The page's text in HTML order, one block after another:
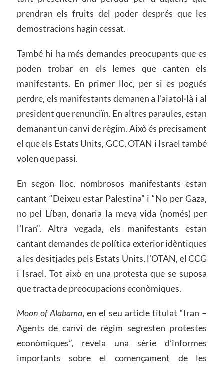
prendran els fruits del poder després que les
demostracions hagin cessat.
També hi ha més demandes preocupants que es
poden trobar en els lemes que canten els
manifestants. En primer lloc, per si es pogués
perdre, els manifestants demanen a l’aiatol·là i al
president que renunciïn. En altres paraules, estan
demanant un canvi de règim. Això és precisament
el que els Estats Units, GCC, OTAN i Israel també
volen que passi.
En segon lloc, nombrosos manifestants estan
cantant “Deixeu estar Palestina” i “No per Gaza,
no pel Líban, donaria la meva vida (només) per
l’Iran”. Altra vegada, els manifestants estan
cantant demandes de política exterior idèntiques
a les desitjades pels Estats Units, l’OTAN, el CCG
i Israel. Tot això en una protesta que se suposa
que tracta de preocupacions econòmiques.
Moon of Alabama, en el seu article titulat “Iran –
Agents de canvi de règim segresten protestes
econòmiques”, revela una sèrie d’informes
importants sobre el començament de les